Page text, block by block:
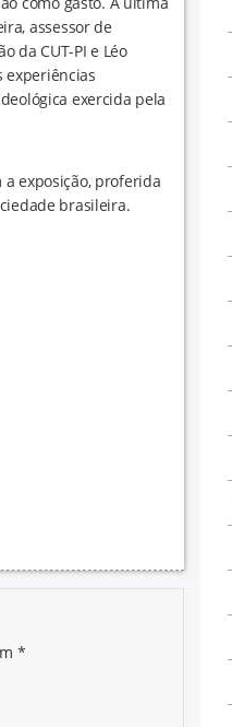
assessor de
da CUT-PI e Léo
experiências
exercida pela
exposição, proferida
brasileira.
*